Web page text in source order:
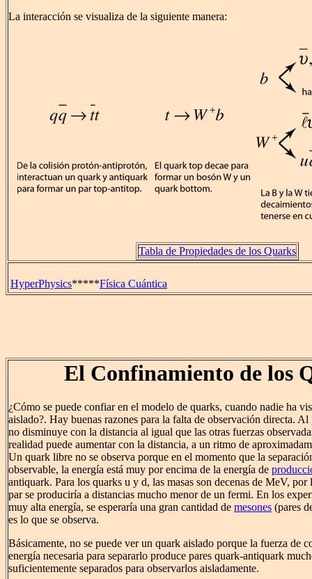
La interacción se visualiza de la siguiente manera:
Tabla de Propiedades de los Quarks
HyperPhysics*****Física Cuántica
El Confinamiento de los
¿Cómo se puede confiar en el modelo de quarks, cuando nadie ha
aislado?. Hay buenas razones para la falta de observación directa.
no disminuye con la distancia al igual que las otras fuerzas
realidad puede aumentar con la distancia, a un ritmo de
Un quark libre no se observa porque en el momento que la
observable, la energía está muy por encima de la energía de
antiquark. Para los quarks u y d, las masas son decenas de MeV,
par se produciría a distancias mucho menor de un fermi. En los
muy alta energía, se esperaría una gran cantidad de mesones (pares
es lo que se observa.
Básicamente, no se puede ver un quark aislado porque la fuerza de
energía necesaria para separarlo produce pares quark-antiquark
suficientemente separados para observarlos aisladamente.